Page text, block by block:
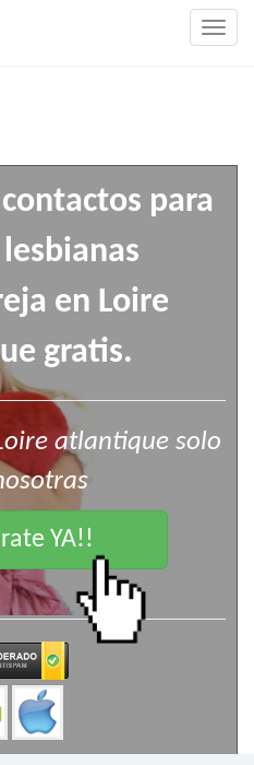
para
en Loire
gratis.
atlantique solo
YA!!